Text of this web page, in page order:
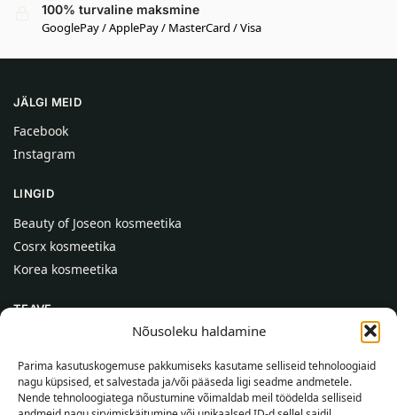
Nõusoleku haldamine
Parima kasutuskogemuse pakkumiseks kasutame selliseid tehnoloogiaid
nagu küpsised, et salvestada ja/või pääseda ligi seadme andmetele.
Nende tehnoloogiatega nõustumine võimaldab meil töödelda selliseid
100% turvaline maksmine
GooglePay / ApplePay / MasterCard / Visa
JÄLGI MEID
Facebook
Instagram
LINGID
Beauty of Joseon kosmeetika
Cosrx kosmeetika
Korea kosmeetika
TEAVE
Kontaktid
Abi